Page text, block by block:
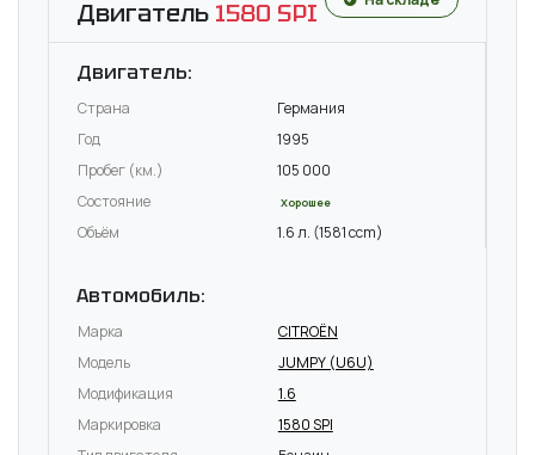
Двигатель 1580 SPI
Двигатель:
Страна
Германия
Год
1995
Пробег (км.)
105 000
Состояние
Хорошее
Объём 1.6 л. (1581 ccm)
Автомобиль:
Марка
CITROËN
Модель
JUMPY (U6U)
Модификация
1.6
Маркировка
1580 SPI